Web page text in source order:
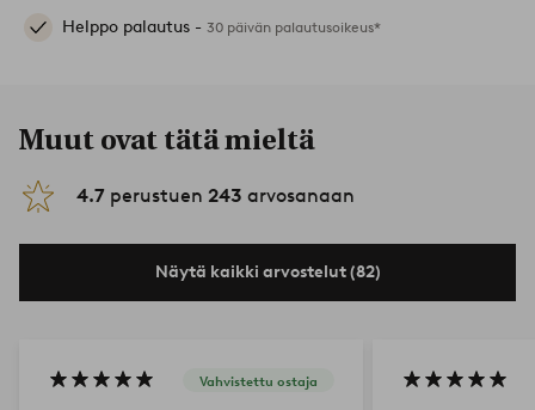
Helppo palautus - 30 päivän palautusoikeus*
Muut ovat tätä mieltä
4.7 perustuen 243 arvosanaan
Näytä kaikki arvostelut (82)
Vahvistettu ostaja